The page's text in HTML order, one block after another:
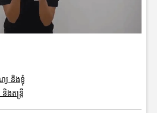
យ និងខ្ញុំ
ងតន្ត្រី